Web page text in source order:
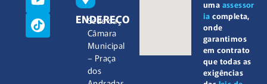
ENDEREÇO
Sede da
Câmara
Municipal
– Praça
dos
uma assessor
ia completa,
onde
garantimos
em contrato
que todas as
exigências